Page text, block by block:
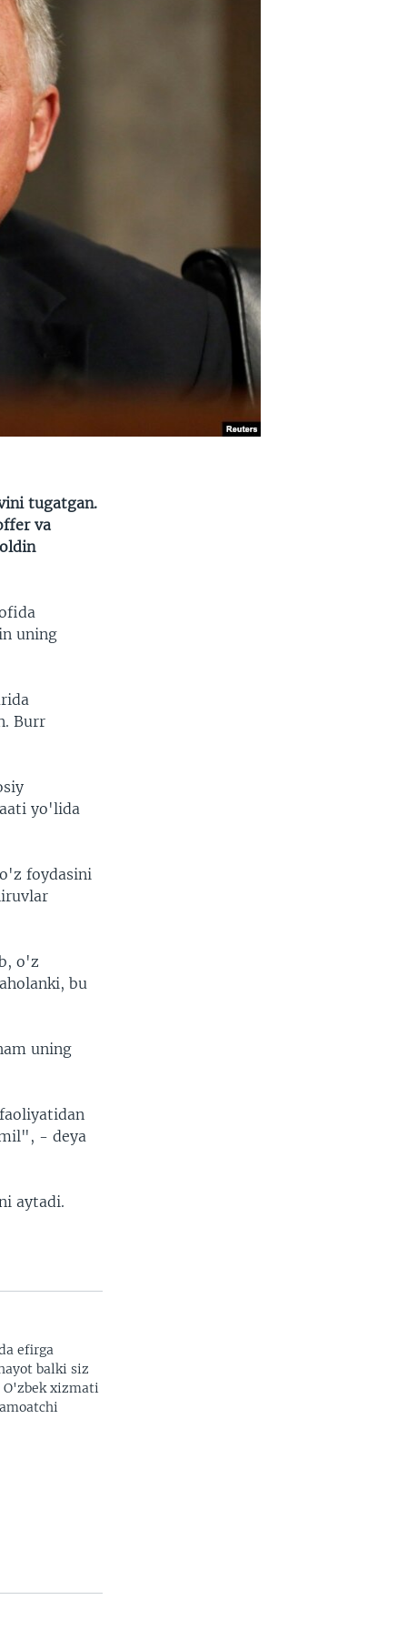
tugatgan.
va
uning
Burr
yo'lida
foydasini
o'z
bu
uning
- deya
aytadi.
efirga
balki siz
xizmati